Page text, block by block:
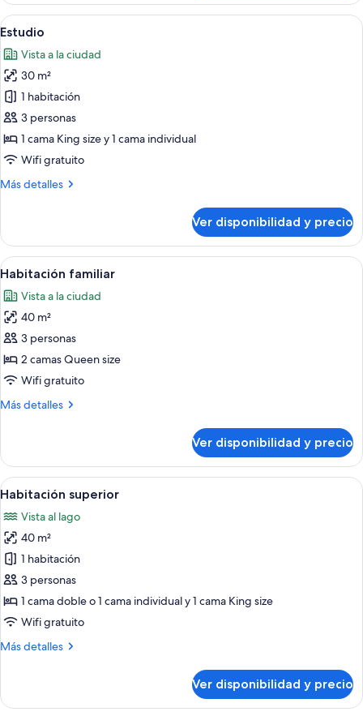
Room)
Ver
todas
las
fotos
de
Estudio
Una habitación de hotel con una
4
Estudio
Vista a la ciudad
30 m²
1 habitación
3 personas
1 cama King size y 1 cama individual
Wifi gratuito
Más detalles
Más
Ver disponibilidad y precio
Ver
todas
las
fotos
de
Habitación
familiar
Habitación de hotel con una cama
3
Habitación familiar
Vista a la ciudad
40 m²
3 personas
2 camas Queen size
Wifi gratuito
Más detalles
Más
familiar
Ver disponibilidad y precio
Ver
todas
las
fotos
de
Habitación
superior
Una habitación de hotel con una
5
Habitación superior
Vista al lago
40 m²
1 habitación
3 personas
1 cama doble o 1 cama individual y 1 cama King size
Wifi gratuito
Más detalles
Más
superior
Ver disponibilidad y precio